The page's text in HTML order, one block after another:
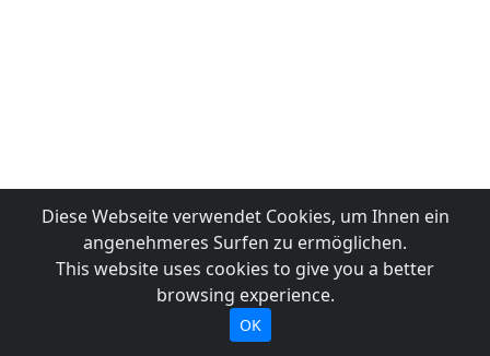
Diese Webseite verwendet Cookies, um Ihnen ein
angenehmeres Surfen zu ermöglichen.
This website uses cookies to give you a better
browsing experience.
OK